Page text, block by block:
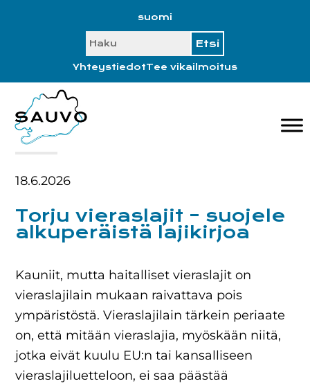
alatunnisteeseen
suomi
SEARCH
YhteystiedotTee vikailmoitus
18.6.2026
Torju vieraslajit – suojele
alkuperäistä lajikirjoa
Kauniit, mutta haitalliset vieraslajit on
vieraslajilain mukaan raivattava pois
ympäristöstä. Vieraslajilain tärkein periaate
on, että mitään vieraslajia, myöskään niitä,
jotka eivät kuulu EU:n tai kansalliseen
vieraslajiluetteloon, ei saa päästää